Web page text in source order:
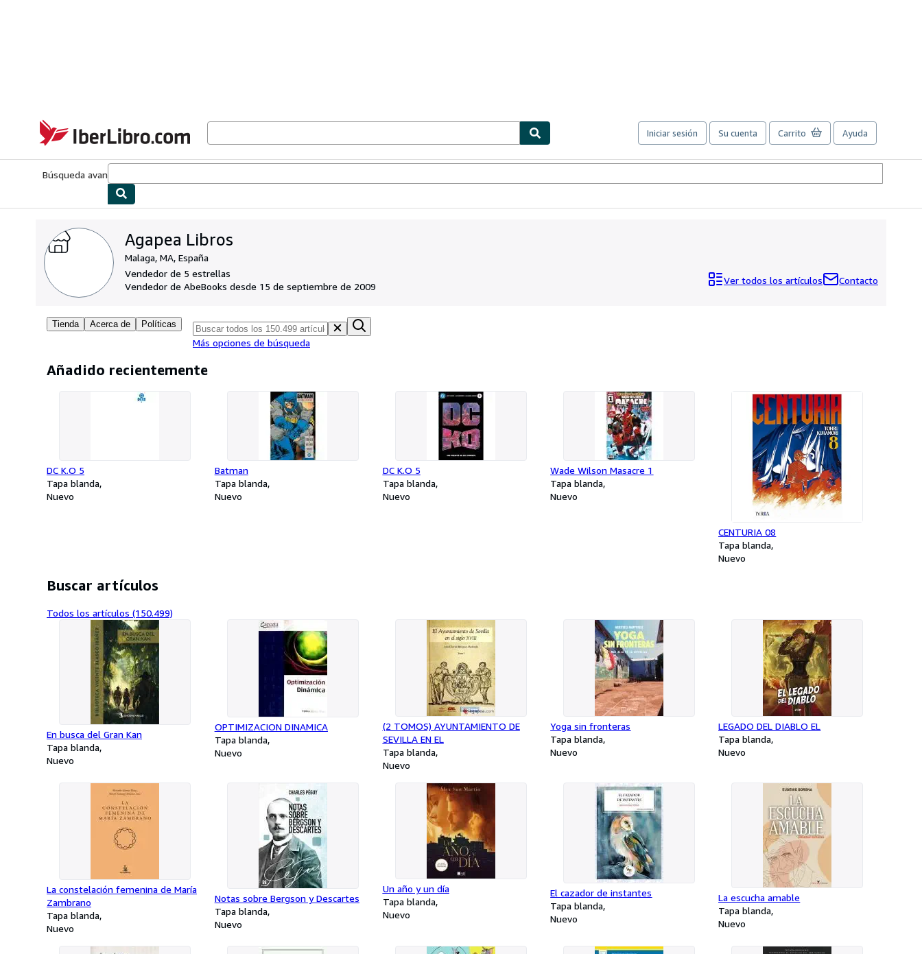
IberLibro.com
Iniciar sesión Su cuenta Carrito Ayuda
Búsqueda avanzada
Agapea Libros
Malaga, MA, España
Vendedor de 5 estrellas
Vendedor de AbeBooks desde 15 de septiembre de 2009
Ver todos los artículos Contacto
Tienda Acerca de Políticas
Más opciones de búsqueda
Añadido recientemente
DC K.O 5
Tapa blanda
Nuevo
Batman
Tapa blanda
Nuevo
DC K.O 5
Tapa blanda
Nuevo
Wade Wilson Masacre 1
Tapa blanda
Nuevo
CENTURIA 08
Tapa blanda
Nuevo
Buscar artículos
Todos los artículos (150.499)
En busca del Gran Kan
Tapa blanda
Nuevo
OPTIMIZACION DINAMICA
Tapa blanda
Nuevo
(2 TOMOS) AYUNTAMIENTO DE
SEVILLA EN EL
Tapa blanda
Nuevo
Yoga sin fronteras
Tapa blanda
Nuevo
LEGADO DEL DIABLO EL
Tapa blanda
Nuevo
La constelación femenina de María
Zambrano
Tapa blanda
Nuevo
Notas sobre Bergson y Descartes
Tapa blanda
Nuevo
Un año y un día
Tapa blanda
Nuevo
El cazador de instantes
Tapa blanda
Nuevo
La escucha amable
Tapa blanda
Nuevo